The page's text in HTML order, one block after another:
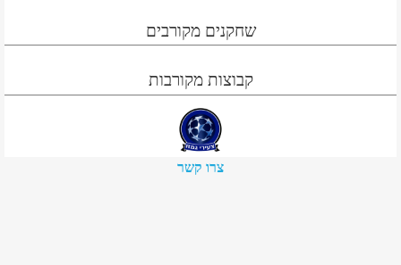
שחקנים מקורבים
קבוצות מקורבות
צרו קשר